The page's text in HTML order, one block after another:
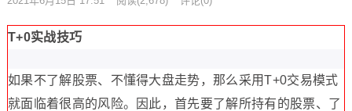
T+0实战技巧
如果不了解股票、不懂得大盘走势，那么采用T+0交易模式
就面临着很高的风险。因此，首先要了解所持有的股票、了